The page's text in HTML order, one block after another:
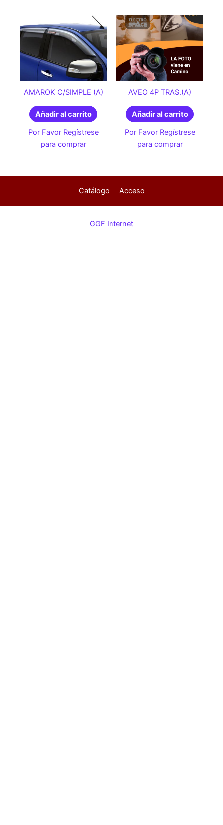
AMAROK C/SIMPLE (A)
Añadir al carrito
Por Favor Regístrese
para comprar
AVEO 4P TRAS.(A)
Añadir al carrito
Por Favor Regístrese
para comprar
Catálogo Acceso
GGF Internet